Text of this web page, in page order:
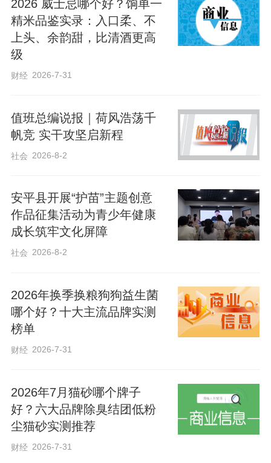
法，引导大家摒弃“盲目跟风、轻信转发”的
不良习惯，自觉做到不信谣、不造谣、不
传谣，积极引导广大群众主动抵制和举报
各种网络谣言，共同维护网络秩序。同
经典书籍中汲取智慧、锤炼判断力，争做
谣言的终结者、真相的传播者、清朗网络
环境的守护者。
活动中，志愿者还发放了网络普法辟谣宣
传手册、宣传单等资料，以直观、便民、
亲民的方式，进一步扩大宣传覆盖面，把
2026 威士忌哪个好？饷单一
精米品鉴实录：入口柔、不
上头、余韵甜，比清酒更高
级
财经 2026-7-31
值班总编说报｜荷风浩荡千
帆竞 实干攻坚启新程
社会 2026-8-2
安平县开展“护苗”主题创意
作品征集活动为青少年健康
成长筑牢文化屏障
社会 2026-8-2
2026年换季换粮狗狗益生菌
哪个好？十大主流品牌实测
榜单
财经 2026-7-31
2026年7月猫砂哪个牌子
好？六大品牌除臭结团低粉
尘猫砂实测推荐
财经 2026-7-31